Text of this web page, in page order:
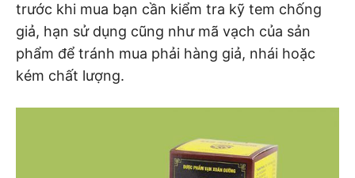
trước khi mua bạn cần kiểm tra kỹ tem chống
giả, hạn sử dụng cũng như mã vạch của sản
phẩm để tránh mua phải hàng giả, nhái hoặc
kém chất lượng.